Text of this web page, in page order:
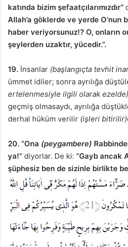
katında bizim şefaatçılarımızdır”
Allah’a göklerde ve yerde O’nun
haber veriyorsunuz!? O, onların
şeylerden uzaktır, yücedir.”.
19. İnsanlar (başlangıçta tevhit
ümmet idiler; sonra ayrılığa
ertelenmesiyle ilgili olarak ezelde)
geçmiş olmasaydı, ayrılığa
derhal hüküm verilir (işleri bitirilir)
20. “Ona (peygambere)
ya!” diyorlar. De ki: “Gayb ancak
şüphesiz ben de sizinle birlikte